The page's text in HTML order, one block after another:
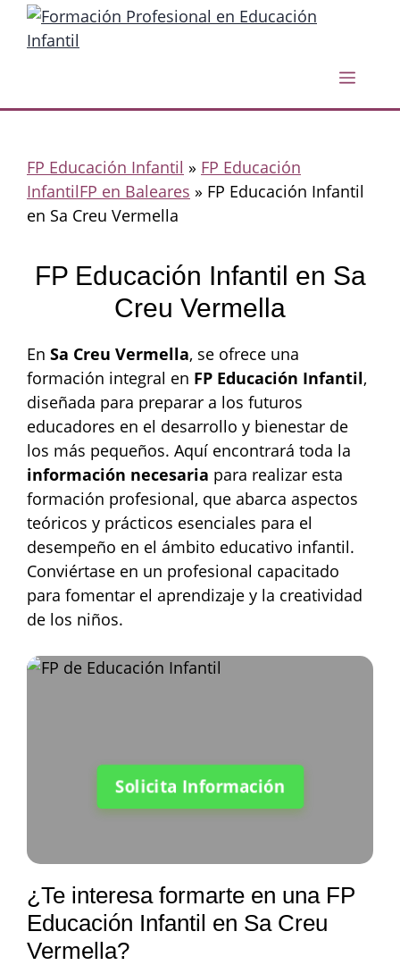
Saltar
Menú
FP Educación Infantil » FP Educación
InfantilFP en Baleares » FP Educación Infantil
en Sa Creu Vermella
FP Educación Infantil en Sa
Creu Vermella
En Sa Creu Vermella, se ofrece una
formación integral en FP Educación Infantil,
diseñada para preparar a los futuros
educadores en el desarrollo y bienestar de
los más pequeños. Aquí encontrará toda la
información necesaria para realizar esta
formación profesional, que abarca aspectos
teóricos y prácticos esenciales para el
desempeño en el ámbito educativo infantil.
Conviértase en un profesional capacitado
para fomentar el aprendizaje y la creatividad
de los niños.
Solicita Información
¿Te interesa formarte en una FP
Educación Infantil en Sa Creu
Vermella?